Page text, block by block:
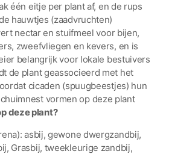
één eitje per plant af, en de rups
hauwtjes (zaadvruchten)
nectar en stuifmeel voor bijen,
zweefvliegen en kevers, en is
belangrijk voor lokale bestuivers
de plant geassocieerd met het
cicaden (spuugbeestjes) hun
vormen op deze plant
deze plant?
asbij, gewone dwergzandbij,
Grasbij, tweekleurige zandbij,